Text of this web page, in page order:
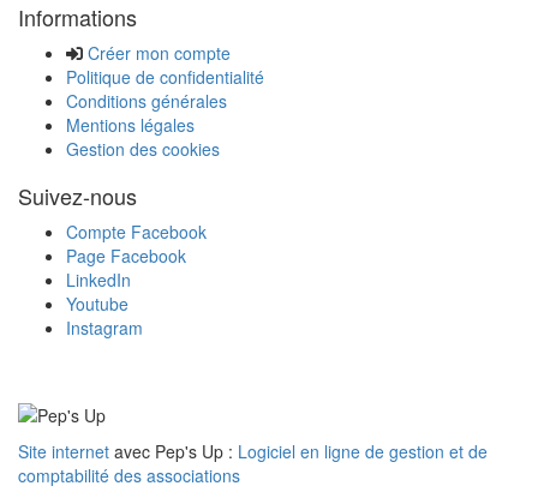
Informations
Créer mon compte
Politique de confidentialité
Conditions générales
Mentions légales
Gestion des cookies
Suivez-nous
Compte Facebook
Page Facebook
LinkedIn
Youtube
Instagram
Site internet avec Pep's Up : Logiciel en ligne de gestion et de
comptabilité des associations